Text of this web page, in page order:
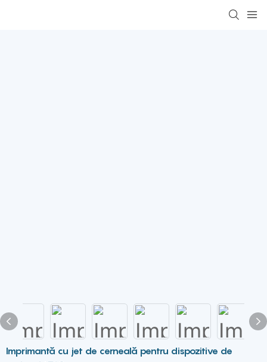
Imprimantă cu jet de cerneală pentru dispozitive de